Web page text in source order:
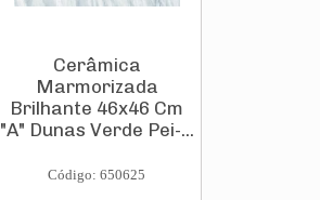
Cerâmica
Marmorizada
Brilhante 46x46 Cm
"A" Dunas Verde Pei-...
Código: 650625